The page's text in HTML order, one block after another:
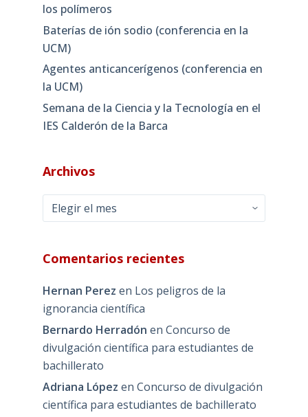
los polímeros
Baterías de ión sodio (conferencia en la
UCM)
Agentes anticancerígenos (conferencia en
la UCM)
Semana de la Ciencia y la Tecnología en el
IES Calderón de la Barca
Archivos
Archivos
Comentarios recientes
Hernan Perez en Los peligros de la
ignorancia científica
Bernardo Herradón en Concurso de
divulgación científica para estudiantes de
bachillerato
Adriana López en Concurso de divulgación
científica para estudiantes de bachillerato